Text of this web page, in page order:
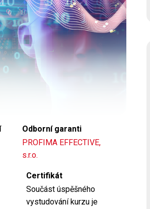
Kontaktujte nás
Odborní garanti
PROFIMA EFFECTIVE,
s.r.o.
Certifikát
Součást úspěšného
vystudování kurzu je